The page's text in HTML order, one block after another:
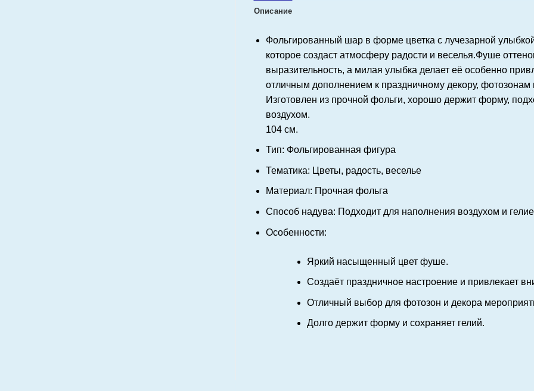
Описание
Фольгированный шар в форме цветка с лучезарной
которое создаст атмосферу радости и веселья.Фуше
выразительность, а милая улыбка делает её особенно
отличным дополнением к праздничному декору, фотозонам
Изготовлен из прочной фольги, хорошо держит форму,
воздухом.
104 см.
Тип: Фольгированная фигура
Тематика: Цветы, радость, веселье
Материал: Прочная фольга
Способ надува: Подходит для наполнения воздухом и
Особенности:
Яркий насыщенный цвет фуше.
Создаёт праздничное настроение и привлекает
Отличный выбор для фотозон и декора
Долго держит форму и сохраняет гелий.